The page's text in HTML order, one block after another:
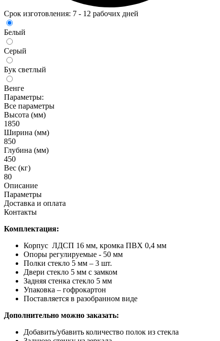
Срок изготовления: 7 - 12 рабочих дней
Белый
Серый
Бук светлый
Венге
Параметры:
Все параметры
Высота (мм)
1850
Ширина (мм)
850
Глубина (мм)
450
Вес (кг)
80
Описание
Параметры
Доставка и оплата
Контакты
Комплектация:
Корпус ЛДСП 16 мм, кромка ПВХ 0,4 мм
Опоры регулируемые - 50 мм
Полки стекло 5 мм – 3 шт.
Двери стекло 5 мм с замком
Задняя стенка стекло 5 мм
Упаковка – гофрокартон
Поставляется в разобранном виде
Дополнительно можно заказать:
Добавить/убавить количество полок из стекла